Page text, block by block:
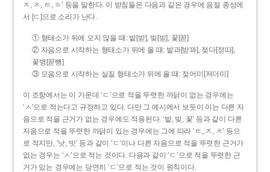
ㅈ, ㅊ, ㅌ, ㅎ’ 등을 말한다. 이 받침들은 다음과 같은 경우에 음절 종성에
서 [ㄷ]으로 소리가 난다.
① 형태소가 뒤에 오지 않을 때: 밭[받], 빚[빋], 꽃[꼳]
② 자음으로 시작하는 형태소가 뒤에 올 때: 밭과[받꽈], 젖다[젇따],
꽃병[꼳뼝]
③ 모음으로 시작하는 실질 형태소가 뒤에 올 때: 젖어미[저더미]
이 조항에서는 이 가운데 ‘ㄷ’으로 적을 뚜렷한 까닭이 없는 경우에는
‘ㅅ’으로 적는다고 규정하고 있다. 다만 그 예시에서 보듯이 이는 다른 자
음으로 적을 근거가 없는 경우에도 적용된다. ‘밭, 빚, 꽃’ 등과 같이 다른
자음으로 적을 뚜렷한 까닭이 있는 경우에는 그에 따라 ‘ㅌ, ㅈ, ㅊ’ 등으
로 적지만, ‘낫, 빗’ 등과 같이 ‘ㄷ’이나 다른 자음으로 적을 뚜렷한 근거가
없는 경우는 ‘ㅅ’으로 적는 것이다. 다음과 같이 ‘ㄷ’으로 적을 뚜렷한 근
거가 있는 경우에는 당연히 ‘ㄷ’으로 적는 것이 원칙이다.